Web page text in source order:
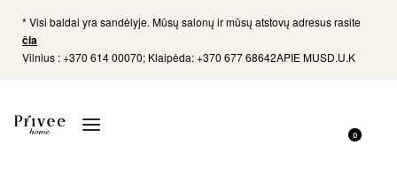
* Visi baldai yra sandėlyje. Mūsų salonų ir mūsų atstovų adresus rasite
čia
Vilnius : +370 614 00070; Klaipėda: +370 677 68642APIE MUSD.U.K
0